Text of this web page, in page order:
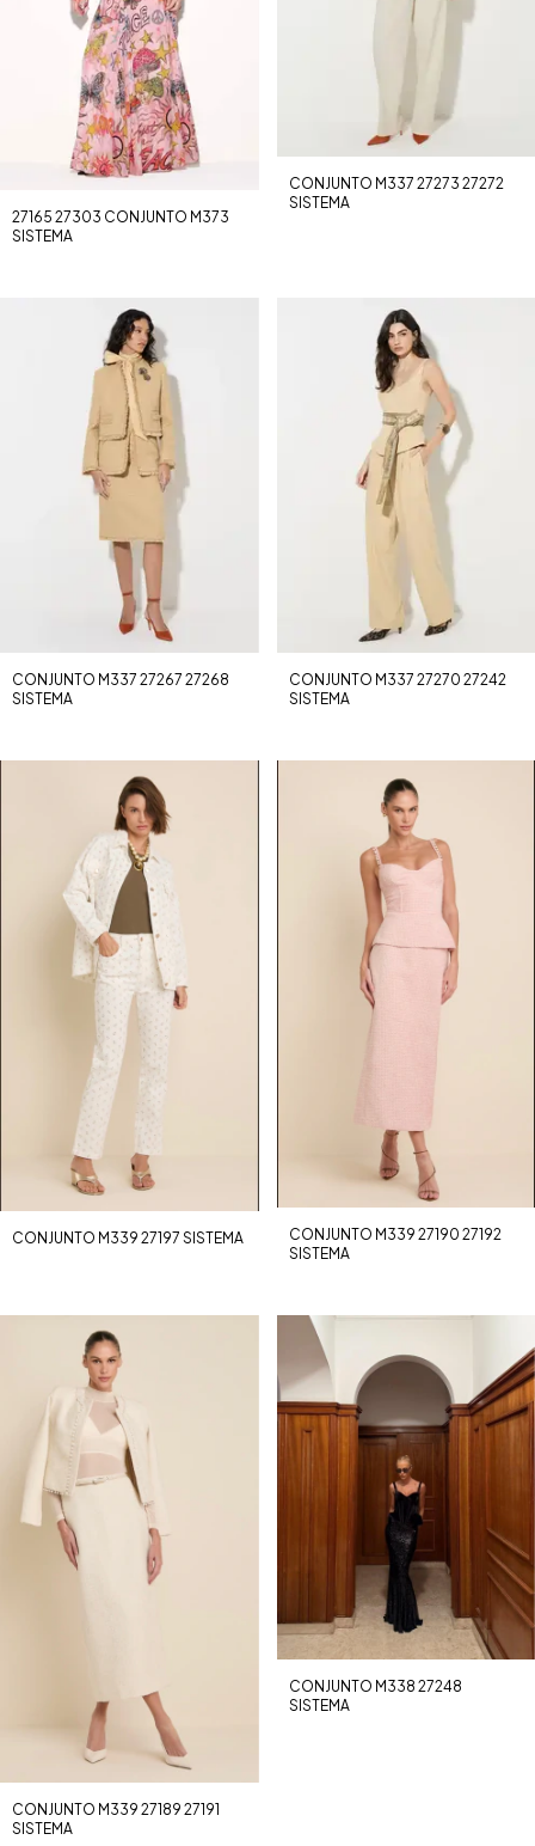
27165 27303 CONJUNTO M373
SISTEMA
CONJUNTO M337 27273 27272
SISTEMA
CONJUNTO M337 27267 27268
SISTEMA
CONJUNTO M337 27270 27242
SISTEMA
CONJUNTO M339 27197 SISTEMA
CONJUNTO M339 27190 27192
SISTEMA
CONJUNTO M339 27189 27191
SISTEMA
CONJUNTO M338 27248
SISTEMA